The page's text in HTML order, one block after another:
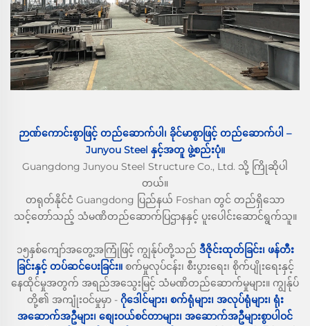
ဉာဏ်ကောင်းစွာဖြင့် တည်ဆောက်ပါ၊ ခိုင်မာစွာဖြင့် တည်ဆောက်ပါ –
Junyou Steel နှင့်အတူ ဖွဲ့စည်းပုံ။
Guangdong Junyou Steel Structure Co., Ltd. သို့ ကြိုဆိုပါ
တယ်။
တရုတ်နိုင်ငံ Guangdong ပြည်နယ် Foshan တွင် တည်ရှိသော
သင့်တော်သည့် သံမဏိတည်ဆောက်ပြဌာနနှင့် ပူးပေါင်းဆောင်ရွက်သူ။
၁၅နှစ်ကျော်အတွေ့အကြုံဖြင့် ကျွန်ုပ်တို့သည် ဒီဇိုင်းထုတ်ခြင်း၊ ဖန်တီး
ခြင်းနှင့် တပ်ဆင်ပေးခြင်း။ စက်မှုလုပ်ငန်း၊ စီးပွားရေး၊ စိုက်ပျိုးရေးနှင့်
နေထိုင်မှုအတွက် အရည်အသွေးမြင့် သံမဏိတည်ဆောက်မှုများ။ ကျွန်ုပ်
တို့၏ အကျုံးဝင်မှုမှာ - ဂိုဒေါင်များ၊ စက်ရုံများ၊ အလုပ်ရုံများ၊ ရုံး
အဆောက်အဦများ၊ စျေးဝယ်စင်တာများ၊ အဆောက်အဦများစွာပါဝင်